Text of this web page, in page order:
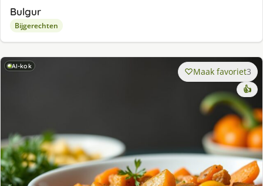
Bulgur
Bijgerechten
AI-kok Maak favoriet3
👍